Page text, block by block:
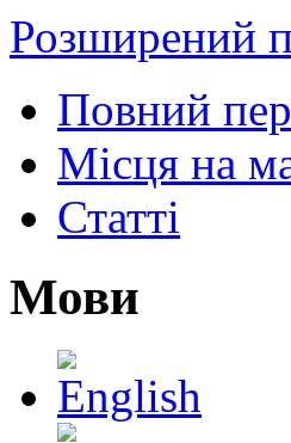
Розширений
Повний
Місця на
Статті
Мови